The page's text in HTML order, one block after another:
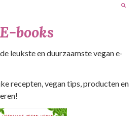
E-books
leukste en duurzaamste vegan e-
recepten, vegan tips, producten en